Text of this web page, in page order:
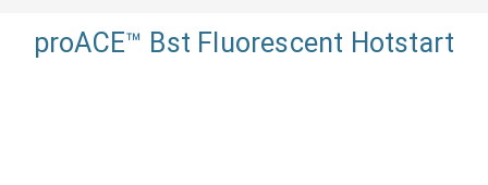
proACE™ Bst Fluorescent Hotstart
proACE™ Bst Fluorescent Hotstart